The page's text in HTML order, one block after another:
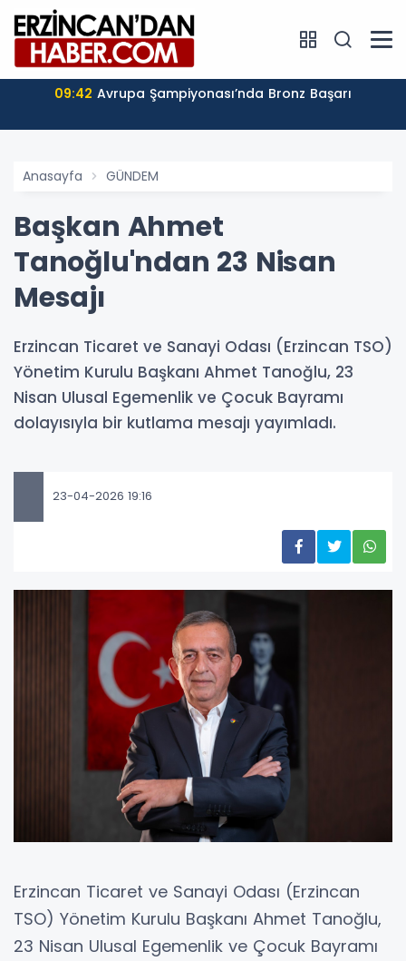
09:42 Avrupa Şampiyonası’nda Bronz Başarı
Anasayfa GÜNDEM
Başkan Ahmet
Tanoğlu'ndan 23 Nisan
Mesajı
Erzincan Ticaret ve Sanayi Odası (Erzincan TSO)
Yönetim Kurulu Başkanı Ahmet Tanoğlu, 23
Nisan Ulusal Egemenlik ve Çocuk Bayramı
dolayısıyla bir kutlama mesajı yayımladı.
23-04-2026 19:16
Erzincan Ticaret ve Sanayi Odası (Erzincan
TSO) Yönetim Kurulu Başkanı Ahmet Tanoğlu,
23 Nisan Ulusal Egemenlik ve Çocuk Bayramı